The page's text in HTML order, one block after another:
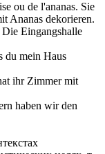
ou de l'ananas. Sie
Ananas dekorieren.
Die Eingangshalle
du mein Haus
ihr Zimmer mit
haben wir den